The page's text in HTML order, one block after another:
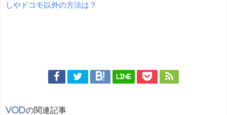
しやドコモ以外の方法は？
LINE
VODの関連記事